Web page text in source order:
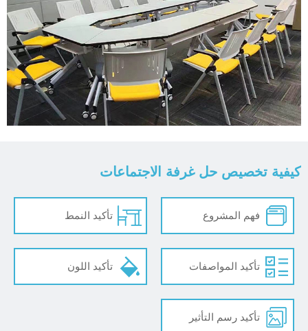
كيفية تخصيص حل غرفة الاجتماعات
فهم المشروع تأكيد النمط
تأكيد المواصفات تأكيد اللون
تأكيد رسم التأثير